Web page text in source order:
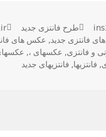
دسته‌ها
طرح فانتزی جدید
فانتزی جدید, عکس های
و فانتزی, عکسهای ،,
, فانتزیها, فانتزیهای جدید